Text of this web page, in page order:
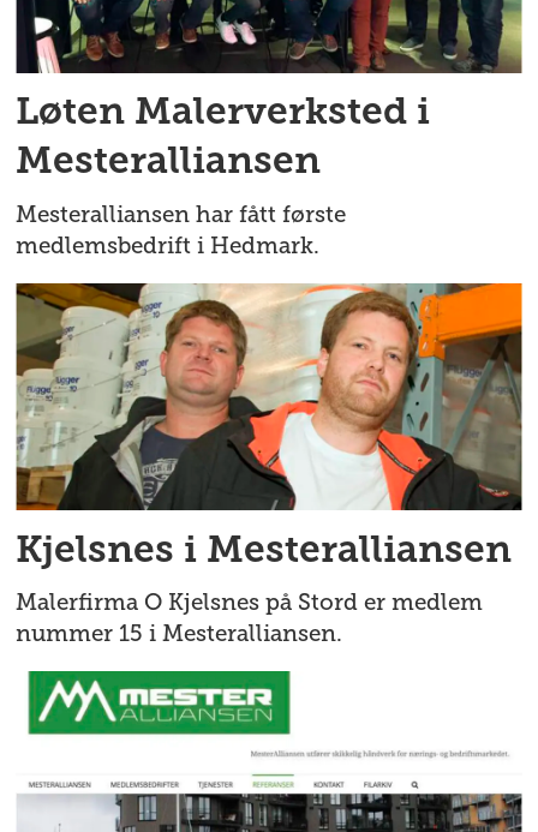
Løten Malerverksted i
Mesteralliansen
Mesteralliansen har fått første
medlemsbedrift i Hedmark.
Kjelsnes i Mesteralliansen
Malerfirma O Kjelsnes på Stord er medlem
nummer 15 i Mesteralliansen.